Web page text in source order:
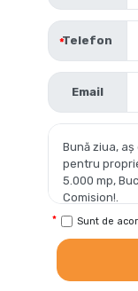
Telefon
Email
Sunt de